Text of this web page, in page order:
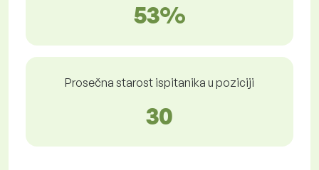
53%
Prosečna starost ispitanika u poziciji
30